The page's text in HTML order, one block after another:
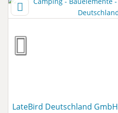
LateBird Deutschland GmbH